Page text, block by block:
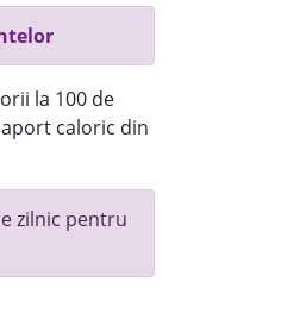
la 100 de
caloric din
zilnic pentru